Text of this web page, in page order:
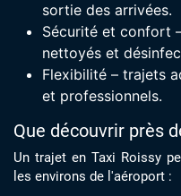
sortie des arrivées.
Sécurité et confort
nettoyés et
Flexibilité – trajets
et professionnels.
Que découvrir près
Un trajet en Taxi Roissy
les environs de l'aéroport :